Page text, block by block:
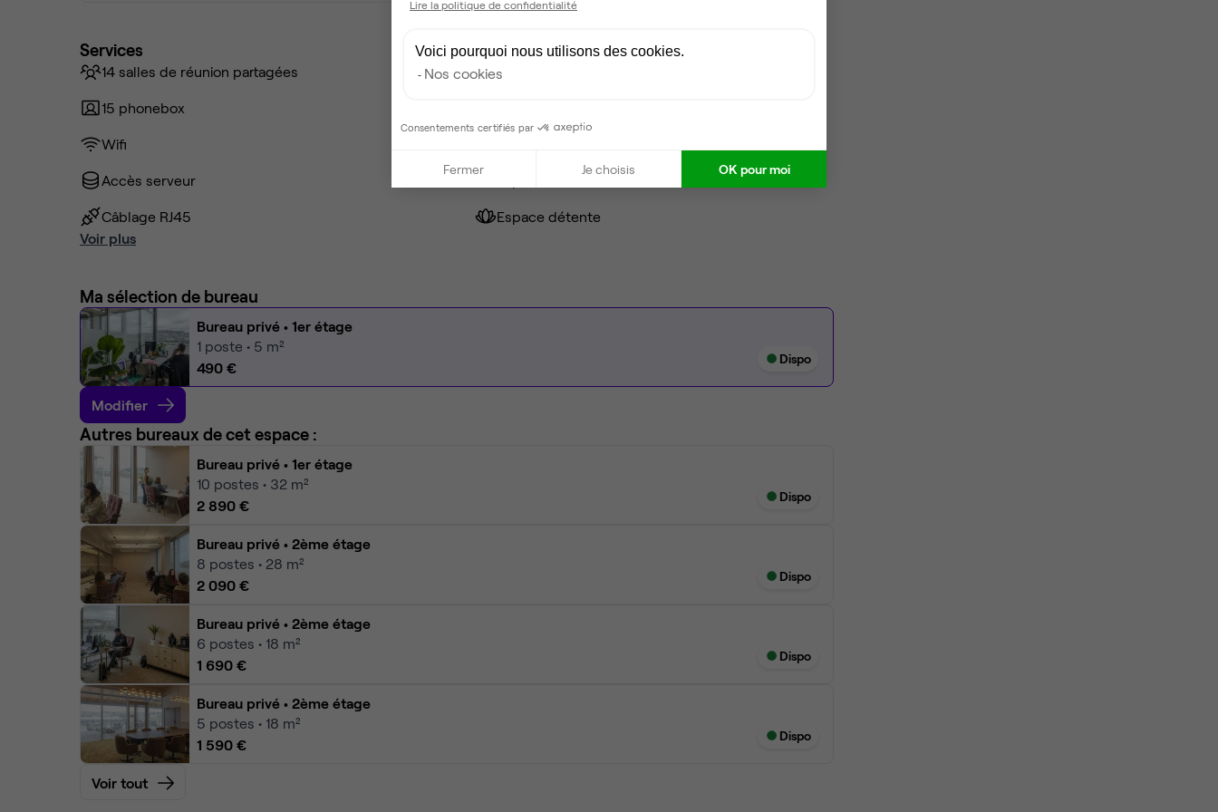
Services
14 salles de réunion partagées
15 phonebox
Wifi
Accès serveur
Câblage RJ45
Fibre
Espace d'attente
Espace détente
Voir plus
Ma sélection de bureau
Bureau privé • 1er étage
1 poste • 5 m²
490 €
Dispo
Modifier
Autres bureaux de cet espace :
Bureau privé • 1er étage
10 postes • 32 m²
2 890 €
Dispo
Bureau privé • 2ème étage
8 postes • 28 m²
2 090 €
Dispo
Bureau privé • 2ème étage
6 postes • 18 m²
1 690 €
Dispo
Bureau privé • 2ème étage
5 postes • 18 m²
1 590 €
Dispo
Voir tout
Lire la politique de confidentialité
Voici pourquoi nous utilisons des cookies.
Nos cookies
Consentements certifiés par
Fermer Je choisis OK pour moi